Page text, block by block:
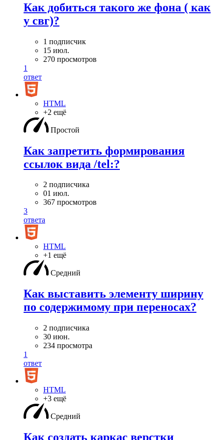
Как добиться такого же фона ( как
у свг)?
1 подписчик
15 июл.
270 просмотров
1
ответ
HTML
+2 ещё
Простой
Как запретить формирования
ссылок вида /tel:?
2 подписчика
01 июл.
367 просмотров
3
ответа
HTML
+1 ещё
Средний
Как выставить элементу ширину
по содержимому при переносах?
2 подписчика
30 июн.
234 просмотра
1
ответ
HTML
+3 ещё
Средний
Как создать каркас верстки